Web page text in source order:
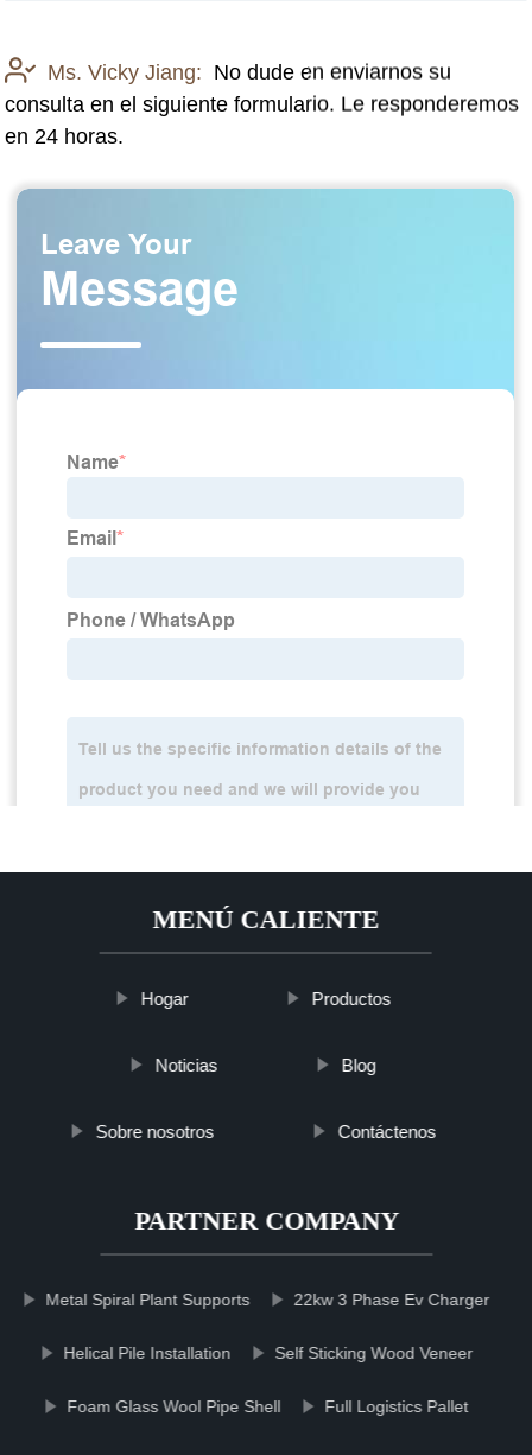
Ms. Vicky Jiang: No dude en enviarnos su
consulta en el siguiente formulario. Le responderemos
en 24 horas.
MENÚ CALIENTE
Hogar Productos
Noticias Blog
Sobre nosotros Contáctenos
PARTNER COMPANY
Metal Spiral Plant Supports 22kw 3 Phase Ev Charger
Helical Pile Installation Self Sticking Wood Veneer
Foam Glass Wool Pipe Shell Full Logistics Pallet